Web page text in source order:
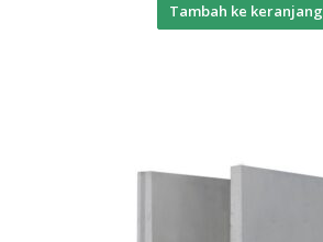
Tambah ke keranjang